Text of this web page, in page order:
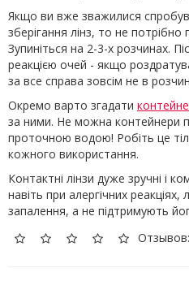
Якщо ви вже зважилися
зберігання лінз, то не потрібно
Зупиніться на 2-3-х розчинах.
реакцією очей - якщо
за все справа зовсім не в
Окремо варто згадати
за ними. Не можна контейнери
проточною водою! Робіть це
кожного використання.
Контактні лінзи дуже зручні і
навіть при алергічних
запалення, а не підтримують